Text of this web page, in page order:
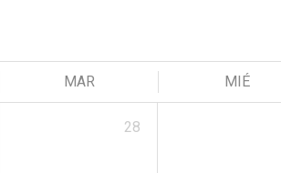
MAR MIÉ
28